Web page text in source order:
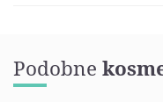
Podobne